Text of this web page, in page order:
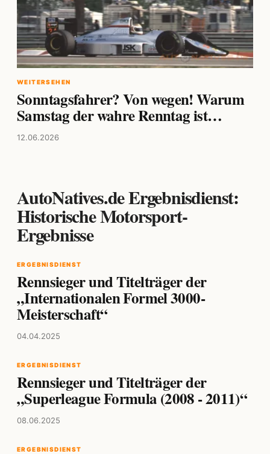
WEITERSEHEN
Sonntagsfahrer? Von wegen! Warum
Samstag der wahre Renntag ist…
12.06.2026
AutoNatives.de Ergebnisdienst:
Historische Motorsport-
Ergebnisse
ERGEBNISDIENST
Rennsieger und Titelträger der
„Internationalen Formel 3000-
Meisterschaft“
04.04.2025
ERGEBNISDIENST
Rennsieger und Titelträger der
„Superleague Formula (2008 - 2011)“
08.06.2025
ERGEBNISDIENST